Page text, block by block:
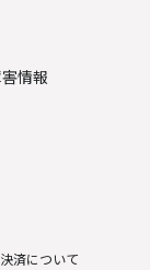
情報
済について